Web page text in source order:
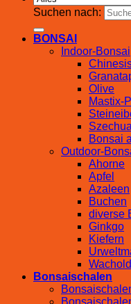
Suchen nach:
BONSAI
Indoor-Bonsai
Olive
Mastix-
Bonsai
Outdoor-
Ahorne
Apfel
Azaleen
Buchen
diverse
Ginkgo
Kiefern
Bonsaischalen